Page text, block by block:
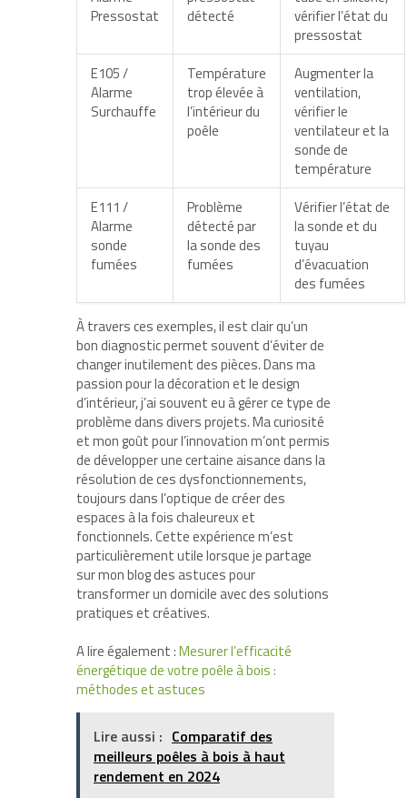
Pressostat
détecté
vérifier l’état du
pressostat
E105 /
Alarme
Surchauffe
Température
trop élevée à
l’intérieur du
poêle
Augmenter la
ventilation,
vérifier le
ventilateur et la
sonde de
température
E111 /
Alarme
sonde
fumées
Problème
détecté par
la sonde des
fumées
Vérifier l’état de
la sonde et du
tuyau
d’évacuation
des fumées
À travers ces exemples, il est clair qu’un
bon diagnostic permet souvent d’éviter de
changer inutilement des pièces. Dans ma
passion pour la décoration et le design
d’intérieur, j’ai souvent eu à gérer ce type de
problème dans divers projets. Ma curiosité
et mon goût pour l’innovation m’ont permis
de développer une certaine aisance dans la
résolution de ces dysfonctionnements,
toujours dans l’optique de créer des
espaces à la fois chaleureux et
fonctionnels. Cette expérience m’est
particulièrement utile lorsque je partage
sur mon blog des astuces pour
transformer un domicile avec des solutions
pratiques et créatives.
A lire également :Mesurer l’efficacité
énergétique de votre poêle à bois :
méthodes et astuces
Lire aussi : Comparatif des
meilleurs poêles à bois à haut
rendement en 2024